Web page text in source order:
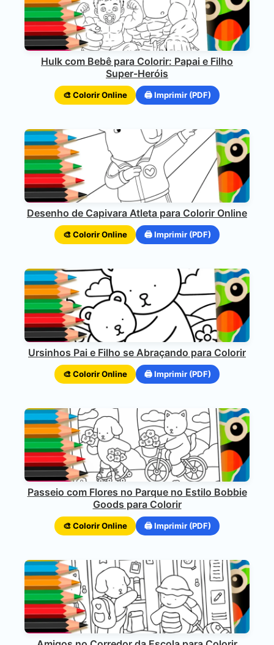
Hulk com Bebê para Colorir: Papai e Filho
Super-Heróis
🎨 Colorir Online 🖨️ Imprimir (PDF)
Desenho de Capivara Atleta para Colorir Online
🎨 Colorir Online 🖨️ Imprimir (PDF)
Ursinhos Pai e Filho se Abraçando para Colorir
🎨 Colorir Online 🖨️ Imprimir (PDF)
Passeio com Flores no Parque no Estilo Bobbie
Goods para Colorir
🎨 Colorir Online 🖨️ Imprimir (PDF)